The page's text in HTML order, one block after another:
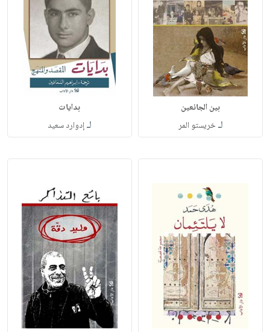
بين الجائعين
لـخريستو المر
بدايات
لـإدوارد سعيد